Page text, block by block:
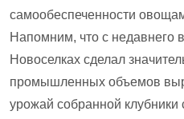
самообеспеченности
Напомним, что с недавнего
Новоселках сделал
промышленных объемов
урожай собранной клубники